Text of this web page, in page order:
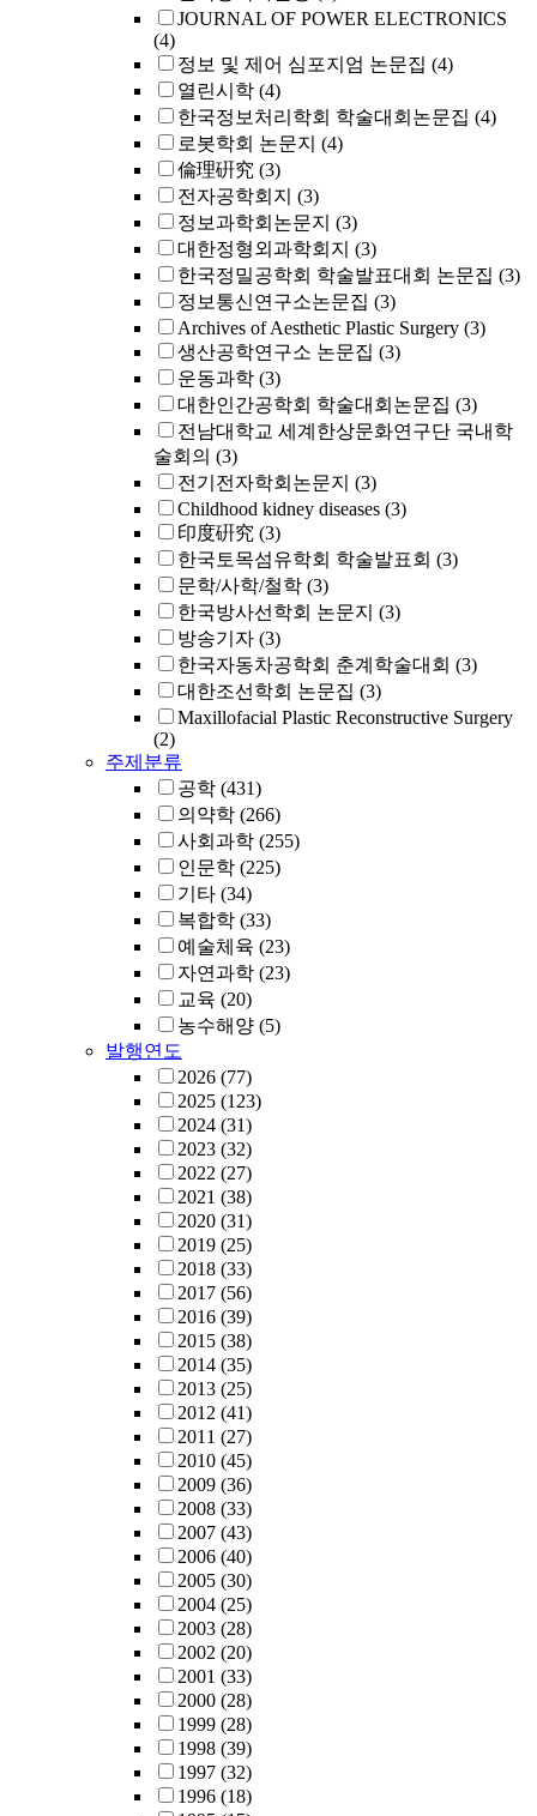
JOURNAL OF POWER ELECTRONICS
(4)
정보 및 제어 심포지엄 논문집 (4)
열린시학 (4)
한국정보처리학회 학술대회논문집 (4)
로봇학회 논문지 (4)
倫理硏究 (3)
전자공학회지 (3)
정보과학회논문지 (3)
대한정형외과학회지 (3)
한국정밀공학회 학술발표대회 논문집 (3)
정보통신연구소논문집 (3)
Archives of Aesthetic Plastic Surgery (3)
생산공학연구소 논문집 (3)
운동과학 (3)
대한인간공학회 학술대회논문집 (3)
전남대학교 세계한상문화연구단 국내학
술회의 (3)
전기전자학회논문지 (3)
Childhood kidney diseases (3)
印度硏究 (3)
한국토목섬유학회 학술발표회 (3)
문학/사학/철학 (3)
한국방사선학회 논문지 (3)
방송기자 (3)
한국자동차공학회 춘계학술대회 (3)
대한조선학회 논문집 (3)
Maxillofacial Plastic Reconstructive Surgery
(2)
주제분류
공학 (431)
의약학 (266)
사회과학 (255)
인문학 (225)
기타 (34)
복합학 (33)
예술체육 (23)
자연과학 (23)
교육 (20)
농수해양 (5)
발행연도
2026 (77)
2025 (123)
2024 (31)
2023 (32)
2022 (27)
2021 (38)
2020 (31)
2019 (25)
2018 (33)
2017 (56)
2016 (39)
2015 (38)
2014 (35)
2013 (25)
2012 (41)
2011 (27)
2010 (45)
2009 (36)
2008 (33)
2007 (43)
2006 (40)
2005 (30)
2004 (25)
2003 (28)
2002 (20)
2001 (33)
2000 (28)
1999 (28)
1998 (39)
1997 (32)
1996 (18)